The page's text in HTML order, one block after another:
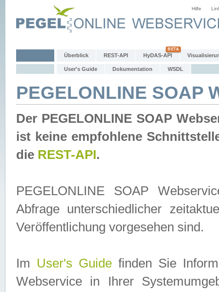
Hilfe
Überblick REST-API HyDAS-API
User's Guide Dokumentation WSDL
PEGELONLINE SOAP
Der PEGELONLINE SOAP
ist keine empfohlene
die REST-API.
PEGELONLINE SOAP
Abfrage unterschiedlicher
Veröffentlichung vorgesehen sind.
Im User's Guidefinden Sie
Webservice in Ihrer